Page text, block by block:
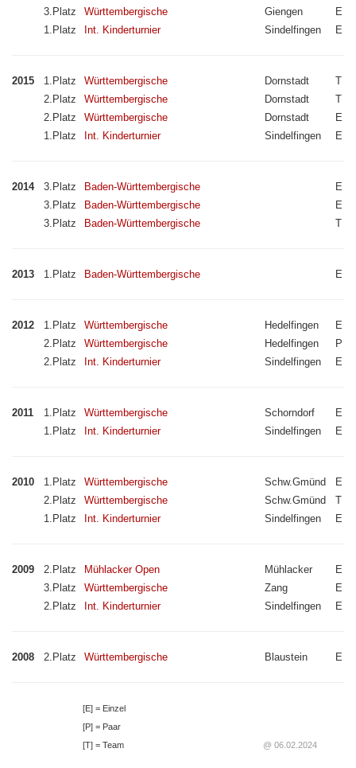
3.Platz
Württembergische Giengen
E
1.Platz
Int. Kinderturnier Sindelfingen E
2015 1.Platz Württembergische Dornstadt
T
2.Platz
Württembergische Dornstadt
T
2.Platz
Württembergische Dornstadt
E
1.Platz
Int. Kinderturnier Sindelfingen E
2014 3.Platz Baden-Württembergische
E
3.Platz
Baden-Württembergische
E
3.Platz
Baden-Württembergische T
2013 1.Platz Baden-Württembergische E
2012 1.Platz Württembergische Hedelfingen
E
2.Platz
Württembergische Hedelfingen
P
2.Platz
Int. Kinderturnier Sindelfingen E
2011 1.Platz Württembergische Schorndorf
E
1.Platz
Int. Kinderturnier Sindelfingen E
2010 1.Platz Württembergische Schw.Gmünd
E
2.Platz
Württembergische Schw.Gmünd
T
1.Platz
Int. Kinderturnier Sindelfingen E
2009 2.Platz Mühlacker Open Mühlacker
E
3.Platz
Württembergische Zang
E
2.Platz
Int. Kinderturnier Sindelfingen E
2008 2.Platz Württembergische Blaustein E
[E] = Einzel
[P] = Paar
[T] = Team
@ 06.02.2024